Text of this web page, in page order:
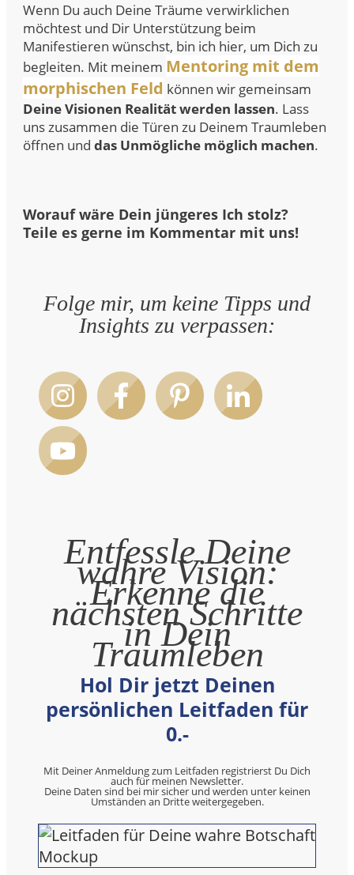
Wenn Du auch Deine Träume verwirklichen
möchtest und Dir Unterstützung beim
Manifestieren wünschst, bin ich hier, um Dich zu
begleiten. Mit meinem Mentoring mit dem
morphischen Feld können wir gemeinsam
Deine Visionen Realität werden lassen. Lass
uns zusammen die Türen zu Deinem Traumleben
öffnen und das Unmögliche möglich machen.
Worauf wäre Dein jüngeres Ich stolz?
Teile es gerne im Kommentar mit uns!
Folge mir, um keine Tipps und
Insights zu verpassen:
Entfessle Deine
wahre Vision:
Erkenne die
nächsten Schritte
in Dein
Traumleben
Hol Dir jetzt Deinen
persönlichen Leitfaden für
0.-
Mit Deiner Anmeldung zum Leitfaden registrierst Du Dich
auch für meinen Newsletter.
Deine Daten sind bei mir sicher und werden unter keinen
Umständen an Dritte weitergegeben.